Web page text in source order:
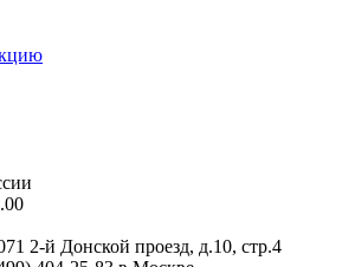
2-й Донской проезд, д.10, стр.4